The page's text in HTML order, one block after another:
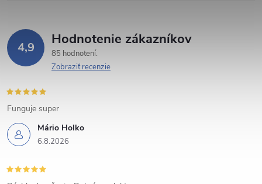
v
k
y
v
ý
p
4,9 Hodnotenie zákazníkov
85 hodnotení
Zobraziť recenzie
Mário Holko
6.8.2026
Funguje super